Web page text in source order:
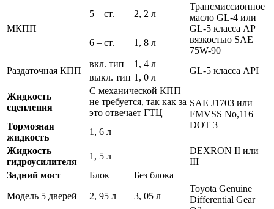
МКПП
5 – ст. 2, 2 л
Трансмиссионное
масло GL-4 или
GL-5 класса AP
вязкостью SAE
75W-90
6 – ст. 1, 8 л
Раздаточная КПП
вкл. тип 1, 4 л
GL-5 класса API
выкл. тип 1, 0 л
Жидкость
сцепления
С механической КПП
не требуется, так как за
это отвечает ГТЦ
SAE J1703 или
FMVSS No,116
DOT 3
Тормозная
жидкость
1, 6 л
Жидкость
гидроусилителя
1, 5 л
DEXRON II или
III
Задний мост
Блок
Без блока
Модель 5 дверей
2, 95 л 3, 05 л
Toyota Genuine
Differential Gear